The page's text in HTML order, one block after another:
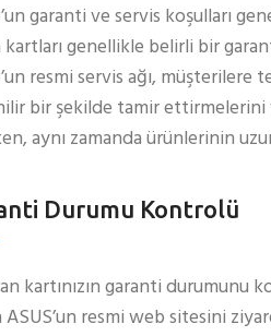
garanti ve servis koşulları
genellikle belirli bir
resmi servis ağı,
bir şekilde tamir ettirmelerini
aynı zamanda ürünlerinin
Durumu Kontrolü
kartınızın garanti durumunu
ASUS’un resmi web sitesini